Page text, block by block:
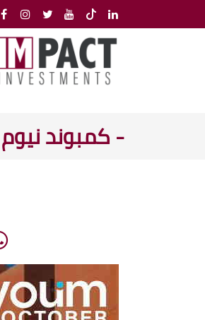
- كمبوند نيوم 6 أكتوبر Compound Nyoum October